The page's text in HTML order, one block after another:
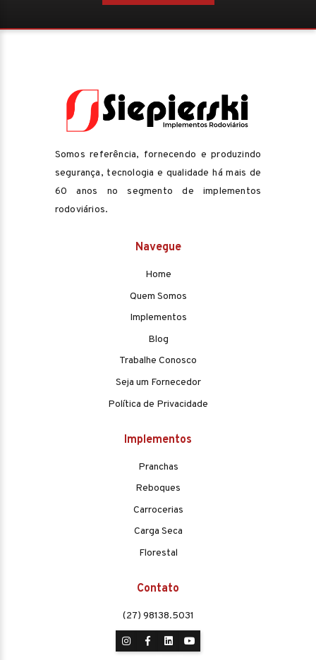
Somos referência, fornecendo e produzindo
segurança, tecnologia e qualidade há mais de
60 anos no segmento de implementos
rodoviários.
Navegue
Home
Quem Somos
Implementos
Blog
Trabalhe Conosco
Seja um Fornecedor
Política de Privacidade
Implementos
Pranchas
Reboques
Carrocerias
Carga Seca
Florestal
Contato
(27) 98138.5031